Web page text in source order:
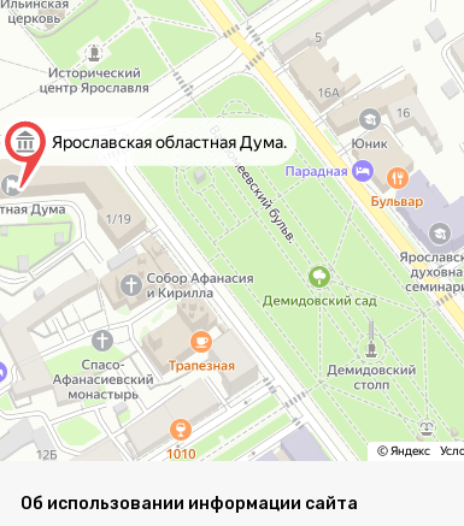
Об использовании информации сайта